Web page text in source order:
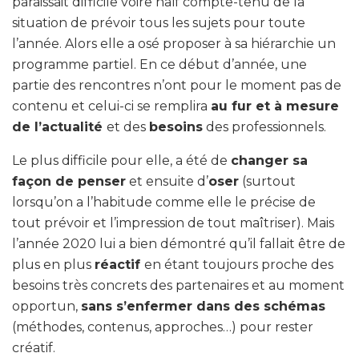
situation de prévoir tous les sujets pour toute
l’année. Alors elle a osé proposer à sa hiérarchie un
programme partiel. En ce début d’année, une
partie des rencontres n’ont pour le moment pas de
contenu et celui-ci se remplira au fur et à mesure
de l’actualité et des besoins des professionnels.
Le plus difficile pour elle, a été de changer sa
façon de penser et ensuite d’oser (surtout
lorsqu’on a l’habitude comme elle le précise de
tout prévoir et l’impression de tout maîtriser). Mais
l’année 2020 lui a bien démontré qu’il fallait être de
plus en plus réactif en étant toujours proche des
besoins très concrets des partenaires et au moment
opportun, sans s’enfermer dans des schémas
(méthodes, contenus, approches…) pour rester
créatif.